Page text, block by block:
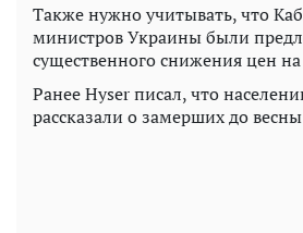
Также нужно учитывать, что
министров Украины были
существенного снижения цен
Ранее Hyser писал, что
рассказали о замерших до